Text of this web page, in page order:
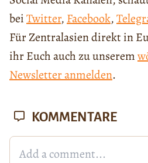
beiTwitter, Facebook,
Für Zentralasien direkt in
ihr Euch auch zu unserem
Newsletter anmelden.
KOMMENTARE